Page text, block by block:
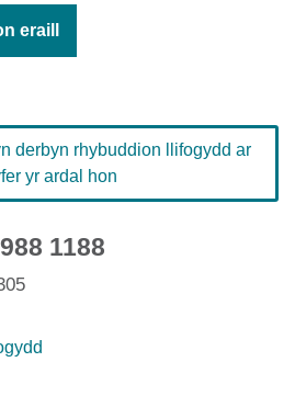
eraill
derbyn rhybuddion llifogydd ar
yr ardal hon
1188